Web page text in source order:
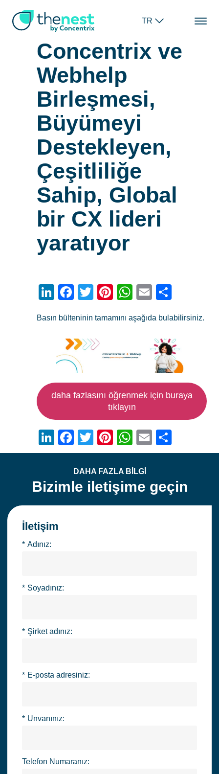
TR
Concentrix ve
Webhelp
Birleşmesi,
Büyümeyi
Destekleyen,
Çeşitliliğe
Sahip, Global
bir CX lideri
yaratıyor
LinkedIn
Facebook
TwitterPinterest
WhatsApp
Email
Basın bülteninin tamamını aşağıda bulabilirsiniz.
daha fazlasını öğrenmek için buraya
tıklayın
LinkedIn
Facebook
TwitterPinterest
WhatsApp
Email
DAHA FAZLA BİLGİ
Bizimle iletişime geçin
İletişim
* Adınız:
* Soyadınız:
* Şirket adınız:
* E-posta adresiniz:
* Unvanınız:
Telefon Numaranız: